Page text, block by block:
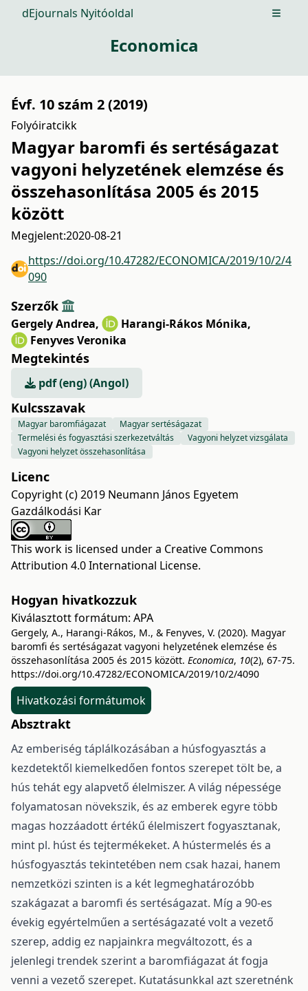
dEjournals Nyitóoldal Open
Economica
Évf. 10 szám 2 (2019)
Folyóiratcikk
Magyar baromfi és sertéságazat
vagyoni helyzetének elemzése és
összehasonlítása 2005 és 2015
között
Megjelent:2020-08-21
https://doi.org/10.47282/ECONOMICA/2019/10/2/4
090
Szerzők
Gergely Andrea, Harangi-Rákos Mónika,
Fenyves Veronika
Megtekintés
pdf (eng) (Angol)
Kulcsszavak
Magyar baromfiágazat
Magyar sertéságazat
Termelési és fogyasztási szerkezetváltás
Vagyoni helyzet vizsgálata
Vagyoni helyzet összehasonlítása
Licenc
Copyright (c) 2019 Neumann János Egyetem
Gazdálkodási Kar
This work is licensed under a Creative Commons
Attribution 4.0 International License.
Hogyan hivatkozzuk
Kiválasztott formátum: APA
Gergely, A., Harangi-Rákos, M., & Fenyves, V. (2020). Magyar
baromfi és sertéságazat vagyoni helyzetének elemzése és
összehasonlítása 2005 és 2015 között. Economica, 10(2), 67-75.
https://doi.org/10.47282/ECONOMICA/2019/10/2/4090
Hivatkozási formátumok
Absztrakt
Az emberiség táplálkozásában a húsfogyasztás a
kezdetektől kiemelkedően fontos szerepet tölt be, a
hús tehát egy alapvető élelmiszer. A világ népessége
folyamatosan növekszik, és az emberek egyre több
magas hozzáadott értékű élelmiszert fogyasztanak,
mint pl. húst és tejtermékeket. A hústermelés és a
húsfogyasztás tekintetében nem csak hazai, hanem
nemzetközi szinten is a két legmeghatározóbb
szakágazat a baromfi és sertéságazat. Míg a 90-es
évekig egyértelműen a sertéságazaté volt a vezető
szerep, addig ez napjainkra megváltozott, és a
jelenlegi trendek szerint a baromfiágazat át fogja
venni a vezető szerepet. Kutatásunkkal azt szeretnénk